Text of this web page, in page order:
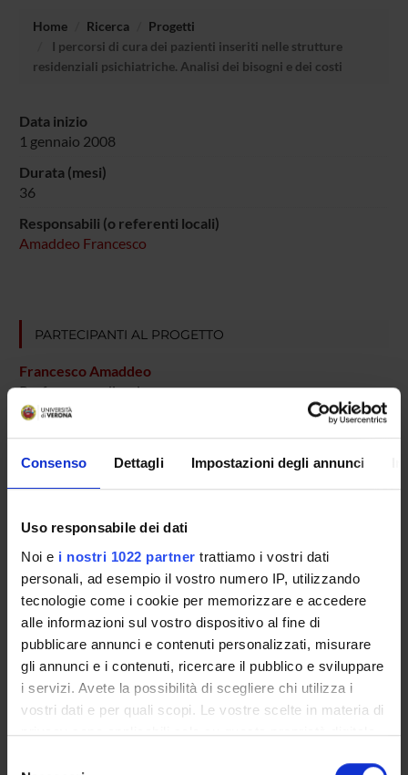
Consenso Dettagli Impostazioni degli annunci
Uso responsabile dei dati
Noi e i nostri 1022 partner trattiamo i vostri dati
personali, ad esempio il vostro numero IP, utilizzando
tecnologie come i cookie per memorizzare e accedere
alle informazioni sul vostro dispositivo al fine di
pubblicare annunci e contenuti personalizzati, misurare
gli annunci e i contenuti, ricercare il pubblico e sviluppare
i servizi. Avete la possibilità di scegliere chi utilizza i
vostri dati e per quali scopi. Le vostre scelte in materia di
privacy sono applicabili solo su questa proprietà digitale
Home Ricerca
Progetti
I percorsi di cura dei pazienti inseriti nelle strutture
residenziali psichiatriche. Analisi dei bisogni e dei costi
Data inizio
1 gennaio 2008
Durata (mesi)
36
Responsabili (o referenti locali)
Amaddeo Francesco
PARTECIPANTI AL PROGETTO
Francesco Amaddeo
Professore ordinario
AREE DI RICERCA COINVOLTE DAL PROGETTO
SEZIONI
Psichiatria
ATTIVITÀ